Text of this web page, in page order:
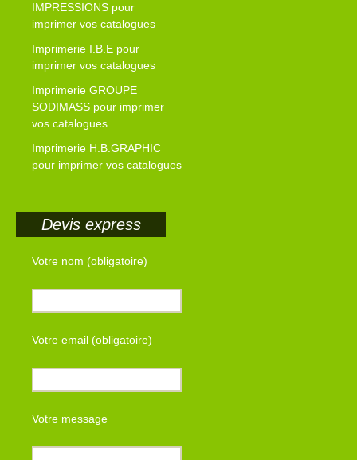
IMPRESSIONS pour
imprimer vos catalogues
Imprimerie I.B.E pour
imprimer vos catalogues
Imprimerie GROUPE
SODIMASS pour imprimer
vos catalogues
Imprimerie H.B.GRAPHIC
pour imprimer vos catalogues
Devis express
Votre nom (obligatoire)
Votre email (obligatoire)
Votre message